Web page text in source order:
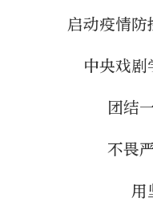
启动疫情
中央戏剧
团结
不畏
用